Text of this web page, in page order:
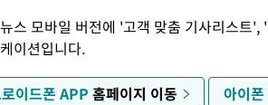
스 모바일 버전에 '고객 맞춤 기사리스트
이션입니다.
이드폰 APP 홈페이지 이동 아이